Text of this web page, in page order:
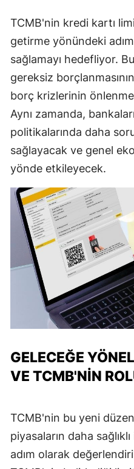
TCMB'nin kredi kartı
getirme yönündeki
sağlamayı hedefliyor.
gereksiz
borç krizlerinin
Aynı zamanda,
politikalarında daha
sağlayacak ve genel
yönde etkileyecek.
GELECEĞE
VE TCMB'NIN
TCMB'nin bu yeni
piyasaların daha
adım olarak